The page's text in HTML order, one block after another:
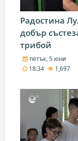
Радостина
добър
трибой
петък, 5 юни
18:34
1,697